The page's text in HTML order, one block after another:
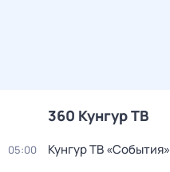
360 Кунгур ТВ
05:00 Кунгур ТВ «События»